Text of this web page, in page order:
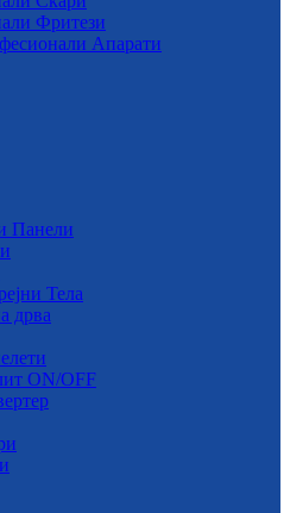
Фритези
Апарати
Панели
Тела
дрва
ON/OFF